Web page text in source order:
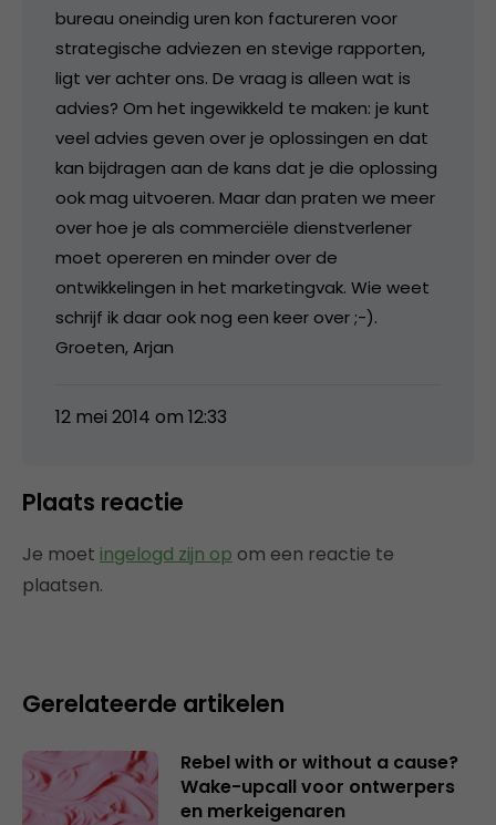
bureau oneindig uren kon factureren voor
strategische adviezen en stevige rapporten,
ligt ver achter ons. De vraag is alleen wat is
advies? Om het ingewikkeld te maken: je kunt
veel advies geven over je oplossingen en dat
kan bijdragen aan de kans dat je die oplossing
ook mag uitvoeren. Maar dan praten we meer
over hoe je als commerciële dienstverlener
moet opereren en minder over de
ontwikkelingen in het marketingvak. Wie weet
schrijf ik daar ook nog een keer over ;-).
Groeten, Arjan
12 mei 2014 om 12:33
Plaats reactie
Je moet ingelogd zijn op om een reactie te
plaatsen.
Gerelateerde artikelen
Rebel with or without a cause?
Wake-upcall voor ontwerpers
en merkeigenaren